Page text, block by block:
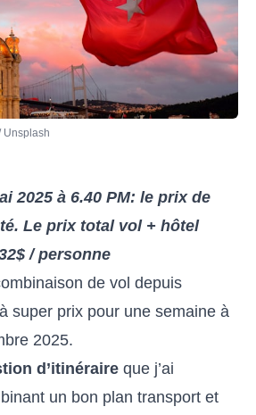
Unsplash
2025 à 6.40 PM: le prix de
Le prix total vol + hôtel
/ personne
de vol depuis
super prix pour une semaine à
2025.
d’itinéraire que j’ai
un bon plan transport et